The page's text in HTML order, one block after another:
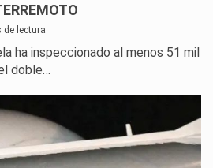
de lectura
ha inspeccionado al menos 51 mil
doble…